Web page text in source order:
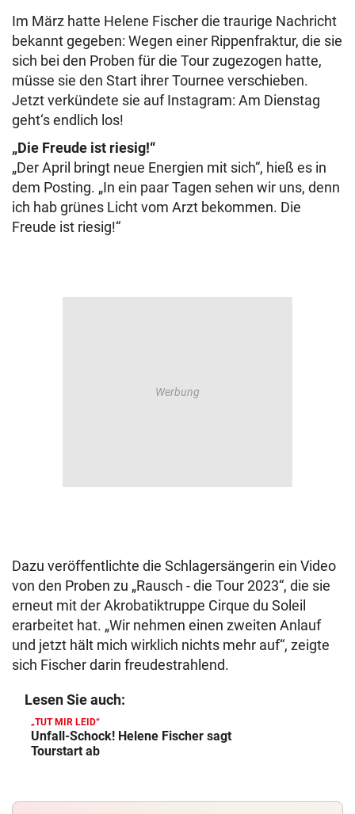
Im März hatte Helene Fischer die traurige Nachricht
bekannt gegeben: Wegen einer Rippenfraktur, die sie
sich bei den Proben für die Tour zugezogen hatte,
müsse sie den Start ihrer Tournee verschieben.
Jetzt verkündete sie auf Instagram: Am Dienstag
geht‘s endlich los!
„Die Freude ist riesig!“
„Der April bringt neue Energien mit sich“, hieß es in
dem Posting. „In ein paar Tagen sehen wir uns, denn
ich hab grünes Licht vom Arzt bekommen. Die
Freude ist riesig!“
Dazu veröffentlichte die Schlagersängerin ein Video
von den Proben zu „Rausch - die Tour 2023“, die sie
erneut mit der Akrobatiktruppe Cirque du Soleil
erarbeitet hat. „Wir nehmen einen zweiten Anlauf
und jetzt hält mich wirklich nichts mehr auf“, zeigte
sich Fischer darin freudestrahlend.
Lesen Sie auch:
„TUT MIR LEID“
Unfall-Schock! Helene Fischer sagt
Tourstart ab